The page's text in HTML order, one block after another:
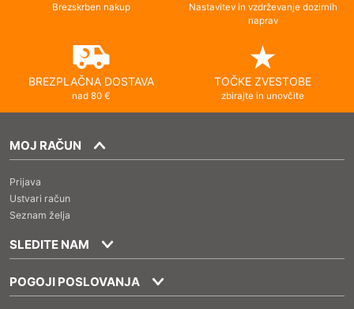
Brezskrben nakup
Nastavitev in vzdrževanje dozirnih
naprav
BREZPLAČNA DOSTAVA
nad 80 €
TOČKE ZVESTOBE
zbirajte in unovčite
MOJ RAČUN
Prijava
Ustvari račun
Seznam želja
SLEDITE NAM
POGOJI POSLOVANJA